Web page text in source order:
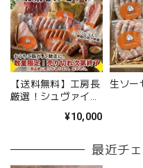
【送料無料】工房長
厳選！シュヴァイン
ト（約1.2kg〜1.5kg
¥10,000
生ソー
最近チ